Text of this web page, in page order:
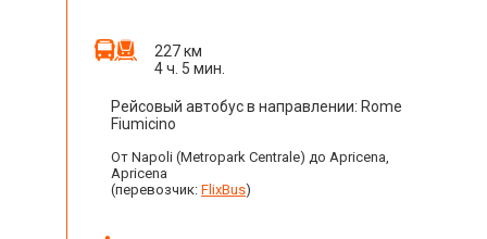
227 км
4 ч. 5 мин.
Рейсовый автобус в направлении: Rome
Fiumicino
От Napoli (Metropark Centrale) до Apricena,
Apricena
(перевозчик: FlixBus)